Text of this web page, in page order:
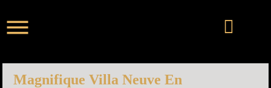
Magnifique Villa Neuve En